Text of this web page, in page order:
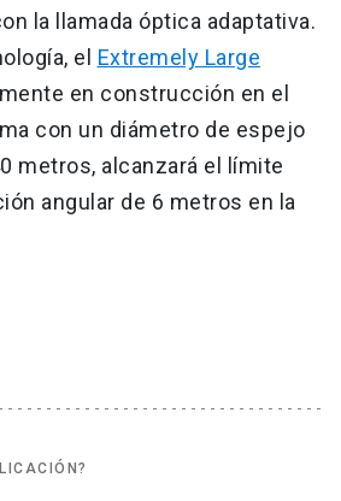
la llamada óptica adaptativa.
el Extremely Large
en construcción en el
con un diámetro de espejo
metros, alcanzará el límite
angular de 6 metros en la